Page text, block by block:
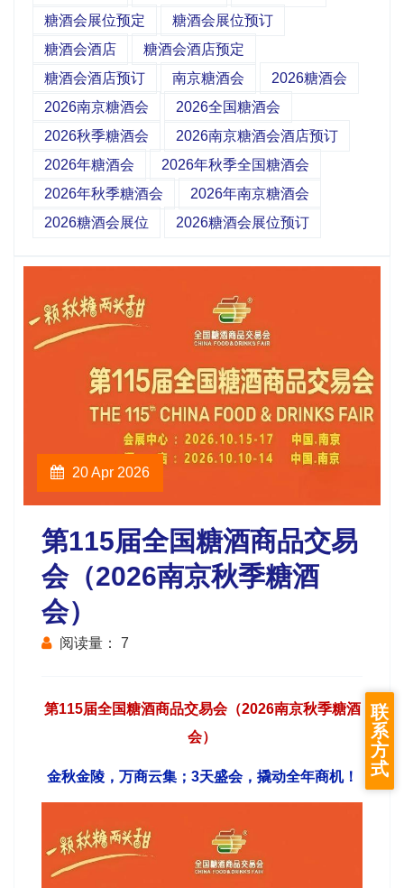
糖酒会展位预定
糖酒会展位预订
糖酒会酒店
糖酒会酒店预定
糖酒会酒店预订
南京糖酒会
2026糖酒会
2026南京糖酒会
2026全国糖酒会
2026秋季糖酒会
2026南京糖酒会酒店预订
2026年糖酒会
2026年秋季全国糖酒会
2026年秋季糖酒会
2026年南京糖酒会
2026糖酒会展位
2026糖酒会展位预订
20 Apr 2026
第115届全国糖酒商品交易
会（2026南京秋季糖酒
会）
阅读量： 7
第115届全国糖酒商品交易会（2026南京秋季糖酒
会）
金秋金陵，万商云集；3天盛会，撬动全年商机！
联
系
方
式